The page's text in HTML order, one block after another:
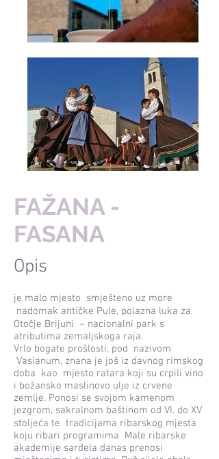
FAŽANA -
FASANA
Opis
je malo mjesto smješteno uz more
nadomak antičke Pule, polazna luka za
Otočje Brijuni – nacionalni park s
atributima zemaljskoga raja.
Vrlo bogate prošlosti, pod nazivom
Vasianum, znana je još iz davnog rimskog
doba kao mjesto ratara koji su crpili vino
i božansko maslinovo ulje iz crvene
zemlje. Ponosi se svojom kamenom
jezgrom, sakralnom baštinom od VI. do XV
stoljeća te tradicijama ribarskog mjesta
koju ribari programima Male ribarske
akademije sardela danas prenosi